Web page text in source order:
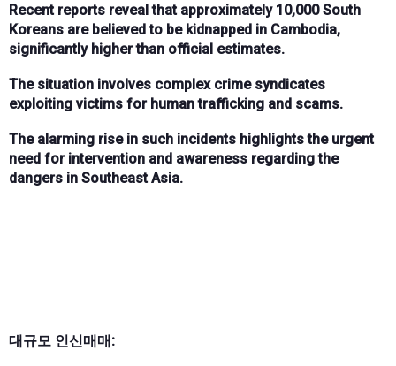
Recent reports reveal that approximately 10,000 South
Koreans are believed to be kidnapped in Cambodia,
significantly higher than official estimates.
The situation involves complex crime syndicates
exploiting victims for human trafficking and scams.
The alarming rise in such incidents highlights the urgent
need for intervention and awareness regarding the
dangers in Southeast Asia.
대규모 인신매매: